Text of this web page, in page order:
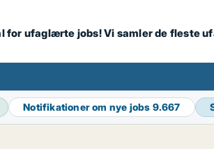
for ufaglærte jobs! Vi samler de fleste
Notifikationer om nye jobs 9.667